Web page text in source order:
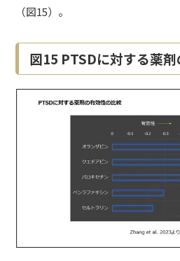
（図15）。
図15 PTSDに対する薬